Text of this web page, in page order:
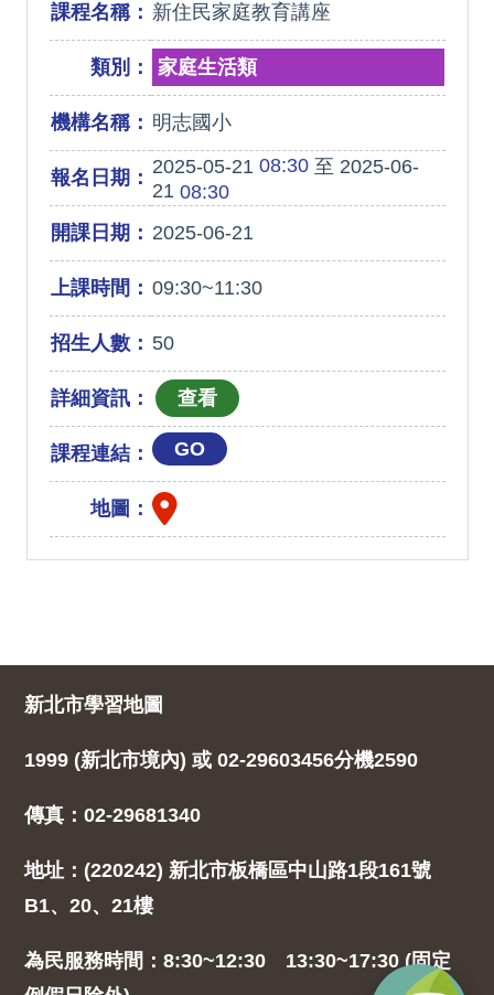
課程名稱： 新住民家庭教育講座
類別： 家庭生活類
機構名稱： 明志國小
報名日期： 2025-05-21 08:30至 2025-06-
2108:30
開課日期： 2025-06-21
上課時間： 09:30~11:30
招生人數： 50
詳細資訊：
課程連結： GO
地圖：
新北市學習地圖
1999 (新北市境內) 或 02-29603456分機2590
傳真：02-29681340
地址：(220242) 新北市板橋區中山路1段161號
B1、20、21樓
為民服務時間：8:30~12:30 13:30~17:30 (固定